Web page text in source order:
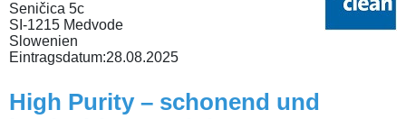
Seničica 5c
SI-1215 Medvode
Slowenien
Eintragsdatum:28.08.2025
High Purity – schonend und